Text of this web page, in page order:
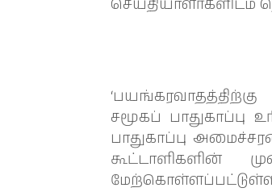
செய்தியாளர்களிடம்
சமூகப் பாதுகாப்பு
பாதுகாப்பு
கூட்டாளிகளின்